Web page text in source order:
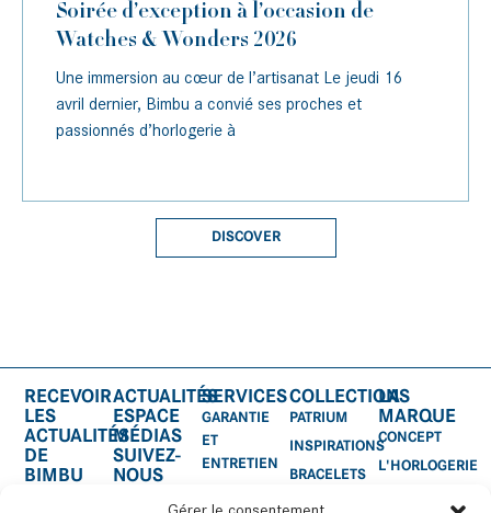
Soirée d’exception à l’occasion de
Watches & Wonders 2026
Une immersion au cœur de l’artisanat Le jeudi 16
avril dernier, Bimbu a convié ses proches et
passionnés d’horlogerie à
DISCOVER
LA
MARQUE
CONCEPT
L'HORLOGERIE
COLLECTIONS
PATRIUM
INSPIRATIONS
BRACELETS
ACCESSOIRES
SERVICES
GARANTIE
ET
ENTRETIEN
ACTUALITÉS
ESPACE
MÉDIAS
SUIVEZ-
NOUS
RECEVOIR
LES
ACTUALITÉS
DE
BIMBU